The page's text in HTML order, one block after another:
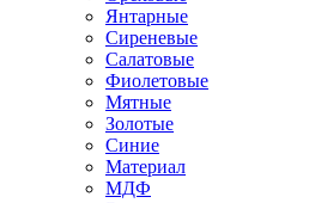
Янтарные
Сиреневые
Салатовые
Фиолетовые
Мятные
Золотые
Синие
Материал
МДФ